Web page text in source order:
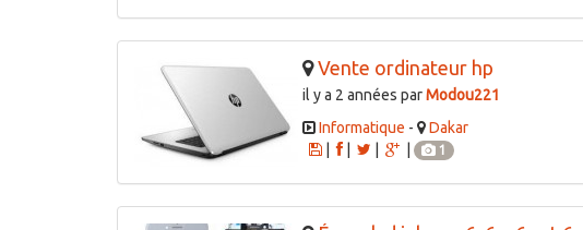
Vente ordinateur hp
il y a 2 années parModou221
Informatique -
Dakar
|
1